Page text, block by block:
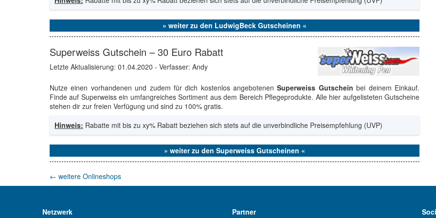
» weiter zu den LudwigBeck Gutscheinen «
Superweiss Gutschein – 30 Euro Rabatt
Letzte Aktualisierung: 01.04.2020 - Verfasser: Andy
Nutze einen vorhandenen und zudem für dich kostenlos angebotenenSuperweiss Gutschein bei deinem Einkauf.
Finde auf Superweiss ein umfangreiches Sortiment aus dem Bereich Pflegeprodukte. Alle hier aufgelisteten Gutscheine
stehen dir zur freien Verfügung und sind zu 100% gratis.
Hinweis: Rabatte mit bis zu xy% Rabatt beziehen sich stets auf die unverbindliche Preisempfehlung (UVP)
» weiter zu den Superweiss Gutscheinen «
← weitere Onlineshops
Netzwerk Partner